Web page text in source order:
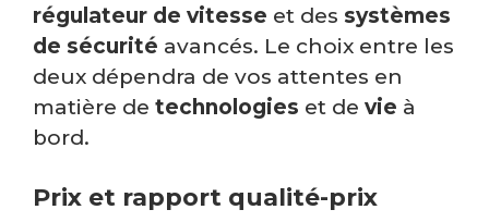
régulateur de vitesse et des systèmes
de sécurité avancés. Le choix entre les
deux dépendra de vos attentes en
matière de technologies et de vie à
bord.
Prix et rapport qualité-prix